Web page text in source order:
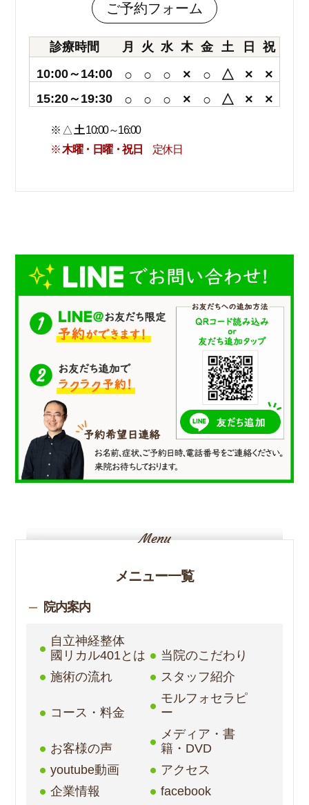
ご予約フォーム
診療時間 月 火 水 木 金 土 日
祝
10:00～14:00
○ ○ ○ × ○ △ × ×
15:20～19:30 ○ ○ ○ × ○ △ × ×
※ △ 土10:00～16:00
※木曜・日曜・祝日 定休日
メニュー一覧
院内案内
自立神経整体
國リカル401とは
当院のこだわり
施術の流れ
スタッフ紹介
コース・料金
モルフォセラピ
ー
お客様の声
メディア・書
籍・DVD
youtube動画
アクセス
企業情報
facebook